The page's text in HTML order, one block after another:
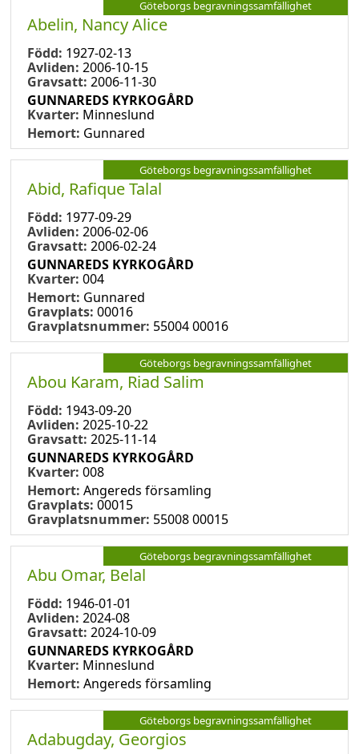
Göteborgs begravningssamfällighet
Abelin, Nancy Alice
Född: 1927-02-13
Avliden: 2006-10-15
Gravsatt: 2006-11-30
GUNNAREDS KYRKOGÅRD
Kvarter: Minneslund
Hemort: Gunnared
Göteborgs begravningssamfällighet
Abid, Rafique Talal
Född: 1977-09-29
Avliden: 2006-02-06
Gravsatt: 2006-02-24
GUNNAREDS KYRKOGÅRD
Kvarter: 004
Hemort: Gunnared
Gravplats: 00016
Gravplatsnummer: 55004 00016
Göteborgs begravningssamfällighet
Abou Karam, Riad Salim
Född: 1943-09-20
Avliden: 2025-10-22
Gravsatt: 2025-11-14
GUNNAREDS KYRKOGÅRD
Kvarter: 008
Hemort: Angereds församling
Gravplats: 00015
Gravplatsnummer: 55008 00015
Göteborgs begravningssamfällighet
Abu Omar, Belal
Född: 1946-01-01
Avliden: 2024-08
Gravsatt: 2024-10-09
GUNNAREDS KYRKOGÅRD
Kvarter: Minneslund
Hemort: Angereds församling
Göteborgs begravningssamfällighet
Adabugday, Georgios